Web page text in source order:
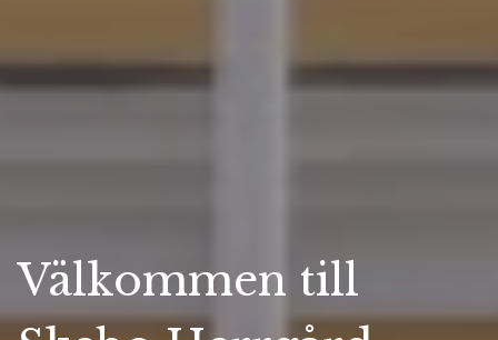
Välkommen till